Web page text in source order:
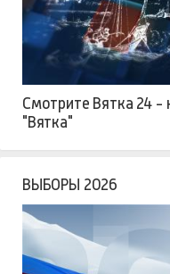
Смотрите Вятка 24 -
"Вятка"
ВЫБОРЫ 2026